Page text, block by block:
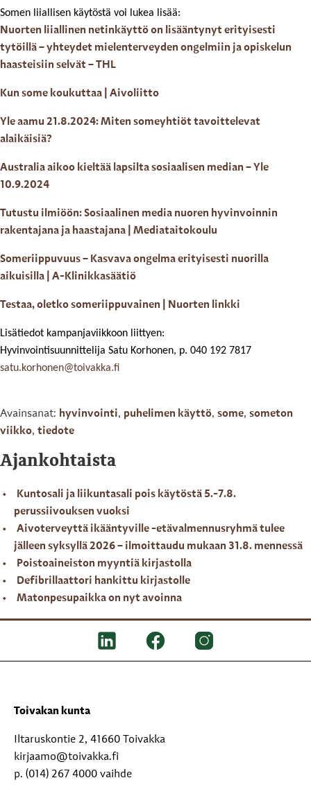
Somen liiallisen käytöstä voi lukea lisää:
Nuorten liiallinen netinkäyttö on lisääntynyt erityisesti
tytöillä – yhteydet mielenterveyden ongelmiin ja opiskelun
haasteisiin selvät – THL
Kun some koukuttaa | Aivoliitto
Yle aamu 21.8.2024: Miten someyhtiöt tavoittelevat
alaikäisiä?
Australia aikoo kieltää lapsilta sosiaalisen median – Yle
10.9.2024
Tutustu ilmiöön: Sosiaalinen media nuoren hyvinvoinnin
rakentajana ja haastajana | Mediataitokoulu
Someriippuvuus – Kasvava ongelma erityisesti nuorilla
aikuisilla | A-Klinikkasäätiö
Testaa, oletko someriippuvainen | Nuorten linkki
Lisätiedot kampanjaviikkoon liittyen:
Hyvinvointisuunnittelija Satu Korhonen, p. 040 192 7817
satu.korhonen@toivakka.fi
Avainsanat: hyvinvointi, puhelimen käyttö, some, someton
viikko, tiedote
Ajankohtaista
Kuntosali ja liikuntasali pois käytöstä 5.-7.8.
perussiivouksen vuoksi
Aivoterveyttä ikääntyville -etävalmennusryhmä tulee
jälleen syksyllä 2026 – ilmoittaudu mukaan 31.8. mennessä
Poistoaineiston myyntiä kirjastolla
Defibrillaattori hankittu kirjastolle
Matonpesupaikka on nyt avoinna
Toivakan kunta
Iltaruskontie 2, 41660 Toivakka
kirjaamo@toivakka.fi
p. (014) 267 4000 vaihde